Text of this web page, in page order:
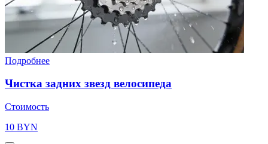
Подробнее
Чистка задних звезд велосипеда
Стоимость
10 BYN